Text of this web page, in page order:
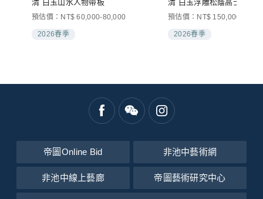
清 白玉山水人物帶板
預估價：NT$ 60,000-80,000
2026春季
清 白玉浮雕松蔭高士圖筆
預估價：NT$ 150,000-
2026春季
帝圖Online Bid 非池中藝術網
非池中線上藝廊 帝圖藝術研究中心